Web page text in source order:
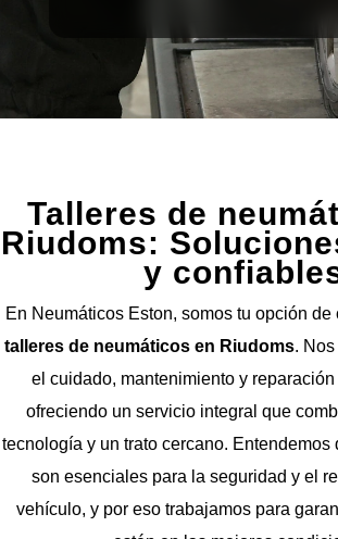
Talleres de
Riudoms:
y
En Neumáticos Eston, somos tu opción
talleres de neumáticos en Riudoms.
el cuidado, mantenimiento y
ofreciendo un servicio integral que
tecnología y un trato cercano. Entendemos
son esenciales para la seguridad y el
vehículo, y por eso trabajamos para